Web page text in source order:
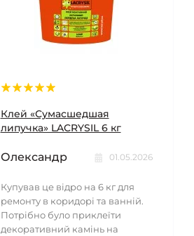
Клей «Сумасшедшая
липучка» LACRYSIL 6 кг
Олександр 01.05.2026
Купував це відро на 6 кг для
ремонту в коридорі та ванній.
Потрібно було приклеїти
декоративний камінь на